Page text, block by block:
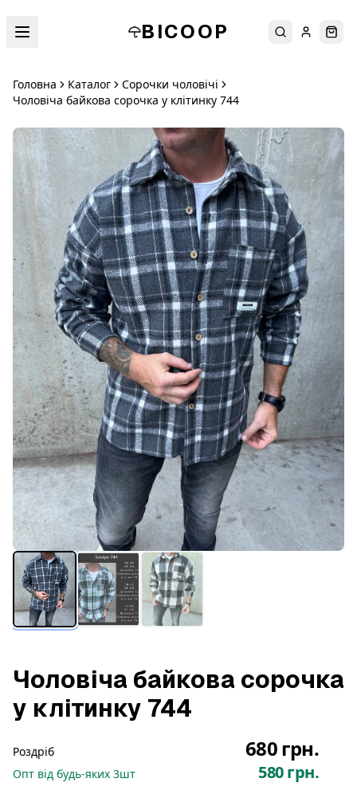
BICOOP ПошукУвійти
Головна Каталог
Сорочки чоловічі
Чоловіча байкова сорочка у клітинку 744
Чоловіча байкова сорочка
у клітинку 744
Роздріб 680 грн.
Опт від будь-яких 3шт 580 грн.